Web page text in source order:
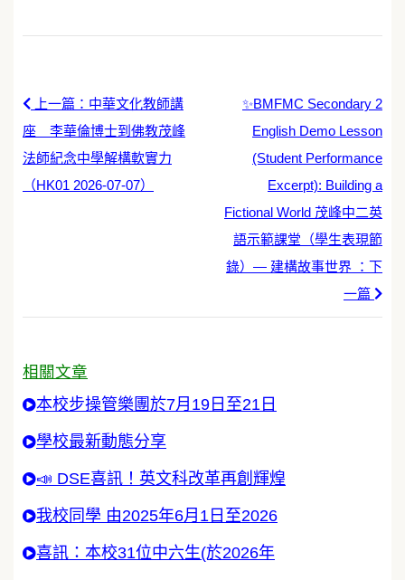
上一篇：中華文化教師講
座 李華倫博士到佛教茂峰
法師紀念中學解構軟實力
（HK01 2026-07-07）
✨BMFMC Secondary 2
English Demo Lesson
(Student Performance
Excerpt): Building a
Fictional World 茂峰中二英
語示範課堂（學生表現節
錄）— 建構故事世界 ：下
一篇
相關文章
本校步操管樂團於7月19日至21日
學校最新動態分享
📣 DSE喜訊！英文科改革再創輝煌
我校同學 由2025年6月1日至2026
喜訊：本校31位中六生(於2026年